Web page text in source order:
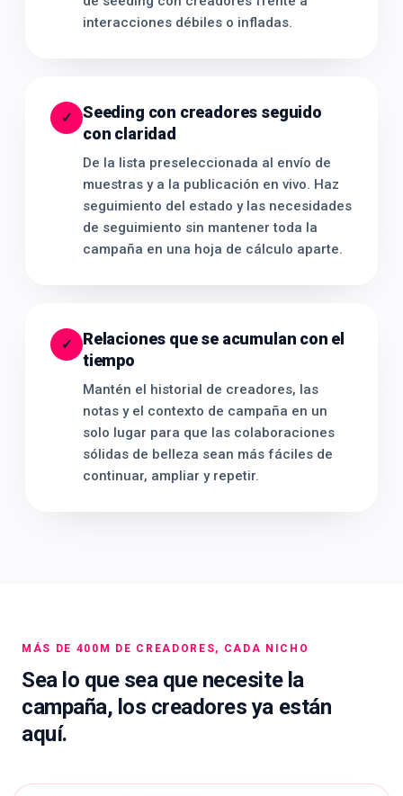
interacciones débiles o infladas.
✓
Seeding con creadores seguido
con claridad
De la lista preseleccionada al envío de
muestras y a la publicación en vivo. Haz
seguimiento del estado y las necesidades
de seguimiento sin mantener toda la
campaña en una hoja de cálculo aparte.
✓
Relaciones que se acumulan con el
tiempo
Mantén el historial de creadores, las
notas y el contexto de campaña en un
solo lugar para que las colaboraciones
sólidas de belleza sean más fáciles de
continuar, ampliar y repetir.
MÁS DE 400M DE CREADORES, CADA NICHO
Sea lo que sea que necesite la
campaña, los creadores ya están
aquí.